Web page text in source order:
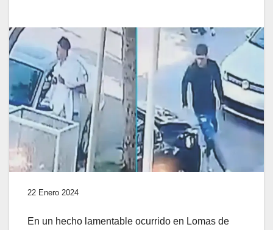
22 Enero 2024
En un hecho lamentable ocurrido en Lomas de